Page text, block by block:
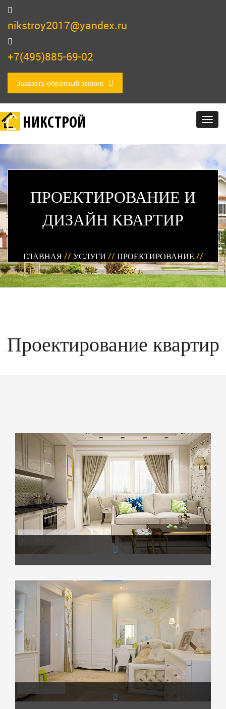
nikstroy2017@yandex.ru
+7(495)885-69-02
Заказать обратный звонок
НИКСТРОЙ
ПРОЕКТИРОВАНИЕ И
ДИЗАЙН КВАРТИР
ГЛАВНАЯ // УСЛУГИ // ПРОЕКТИРОВАНИЕ //
Проектирование квартир